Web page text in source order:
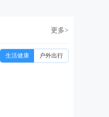
周三 周四
更多>
生活健康 户外出行